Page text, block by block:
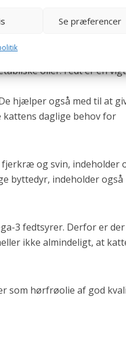
Se præferencer
meget aktive og
olier. Fedt er en
hjælper også med til at
daglige behov for
fjerkræ og svin, indeholder
byttedyr, indeholder også
3 fedtsyrer. Derfor er
ikke almindeligt, at
som hørfrøolie af god